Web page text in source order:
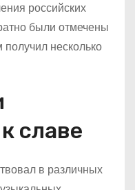
российских
были отмечены
несколько
славе
в различных